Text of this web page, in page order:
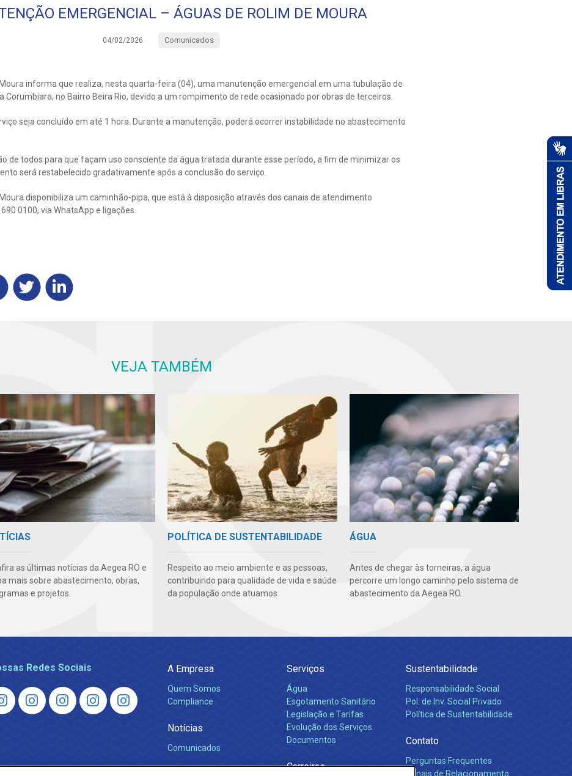
EMERGENCIAL – ÁGUAS DE ROLIM DE MOURA
04/02/2026 Comunicados
informa que realiza, nesta quarta-feira (04), uma manutenção emergencial em uma tubulação de
Corumbiara, no Bairro Beira Rio, devido a um rompimento de rede ocasionado por obras de terceiros.
seja concluído em até 1 hora. Durante a manutenção, poderá ocorrer instabilidade no abastecimento
de todos para que façam uso consciente da água tratada durante esse período, a fim de minimizar os
será restabelecido gradativamente após a conclusão do serviço.
disponibiliza um caminhão-pipa, que está à disposição através dos canais de atendimento
0100, via WhatsApp e ligações.
VEJA TAMBÉM
as últimas notícias da Aegea RO e
mais sobre abastecimento, obras,
e projetos.
POLÍTICA DE SUSTENTABILIDADE
Respeito ao meio ambiente e as pessoas,
contribuindo para qualidade de vida e saúde
da população onde atuamos.
ÁGUA
Antes de chegar às torneiras, a água
percorre um longo caminho pelo sistema de
abastecimento da Aegea RO.
Redes Sociais A Empresa
Quem Somos
Compliance
Notícias
Comunicados
Serviços
Água
Esgotamento Sanitário
Legislação e Tarifas
Evolução dos Serviços
Documentos
Carreiras
Sustentabilidade
Responsabilidade Social
Pol. de Inv. Social Privado
Política de Sustentabilidade
Contato
Perguntas Frequentes
Canais de Relacionamento